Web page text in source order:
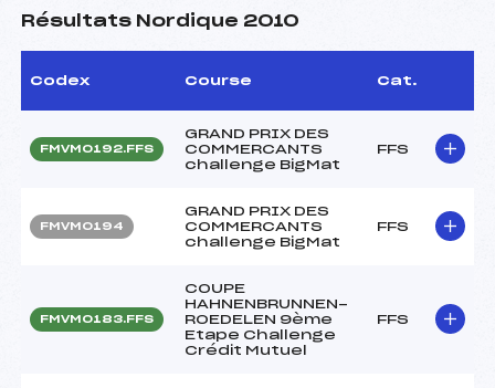
Résultats Nordique 2010
Codex Course Cat.
FMVM0192.FFS
GRAND PRIX DES
COMMERCANTS
challenge BigMat
FFS
FMVM0194
GRAND PRIX DES
COMMERCANTS
challenge BigMat
FFS
FMVM0183.FFS
COUPE
HAHNENBRUNNEN-
ROEDELEN 9ème
Etape Challenge
Crédit Mutuel
FFS